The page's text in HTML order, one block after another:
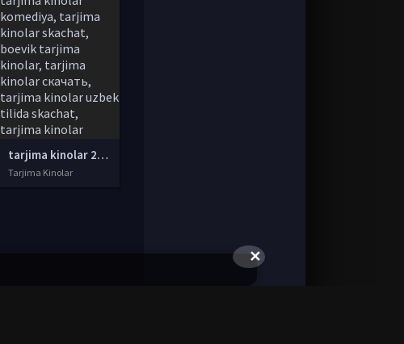
tarjima kinolar 2020 uzbek tilida, tarjima kinolar komediya, tarjima kinolar skachat, boevik tarjima kinolar, tarjima kinolar скачать, tarjima kinolar uzbek tilida skachat, tarjima kinolar saytlari, 7777.uz tarjima kinolar, tarjima kinolar skachat, t
Tarjima Kinolar
✕